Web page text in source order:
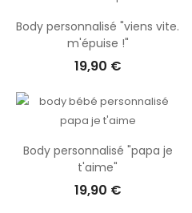
Body personnalisé "viens vite.
m'épuise !"
19,90 €
Body personnalisé "papa je
t'aime"
19,90 €